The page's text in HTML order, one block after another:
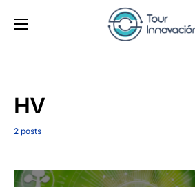
HV
2 posts